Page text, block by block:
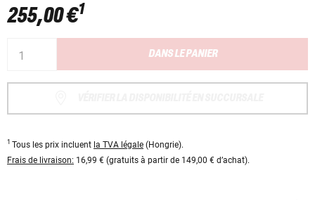
255,00 €1
DANS LE PANIER
1 Tous les prix incluent la TVA légale (Hongrie).
Frais de livraison: 16,99 € (gratuits à partir de 149,00 € d’achat).